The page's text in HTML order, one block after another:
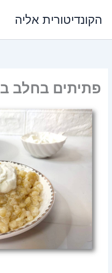
לתוכןהקונדיטורית אליה
פתיתים בחלב ב10 דקות